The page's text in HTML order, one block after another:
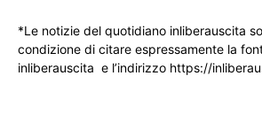
*Le notizie del quotidiano inliberauscita
condizione di citare espressamente la
inliberauscita e l’indirizzo https://